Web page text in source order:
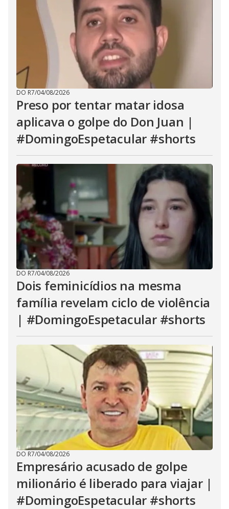
DO R7/04/08/2026
Preso por tentar matar idosa
aplicava o golpe do Don Juan |
#DomingoEspetacular #shorts
DO R7/04/08/2026
Dois feminicídios na mesma
família revelam ciclo de violência
| #DomingoEspetacular #shorts
DO R7/04/08/2026
Empresário acusado de golpe
milionário é liberado para viajar |
#DomingoEspetacular #shorts